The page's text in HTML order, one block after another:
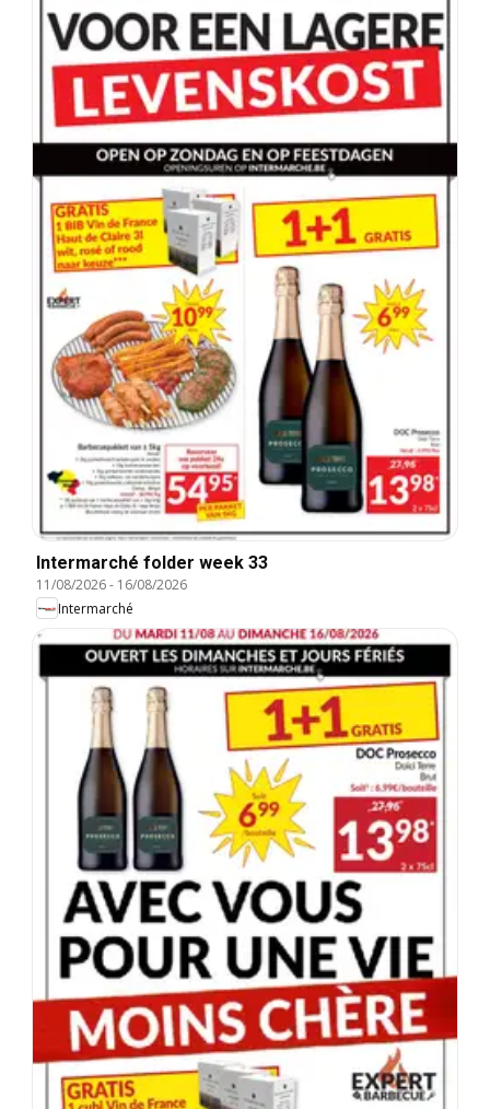
Intermarché folder week 33
11/08/2026- 16/08/2026
Intermarché